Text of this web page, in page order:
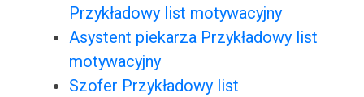
Przykładowy list motywacyjny
Asystent piekarza Przykładowy list
motywacyjny
Szofer Przykładowy list